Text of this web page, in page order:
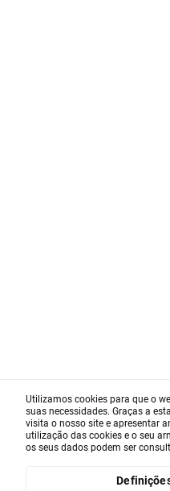
Utilizamos cookies para que o
suas necessidades. Graças a
visita o nosso site e apresentar
utilização das cookies e o seu
os seus dados podem ser